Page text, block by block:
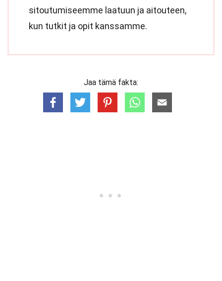
sitoutumiseemme laatuun ja aitouteen,
kun tutkit ja opit kanssamme.
Jaa tämä fakta: